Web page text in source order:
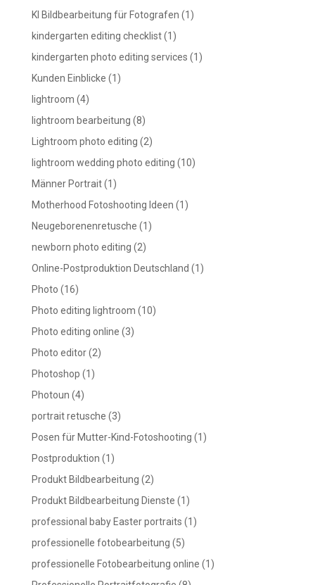
KI Bildbearbeitung für Fotografen (1)
kindergarten editing checklist(1)
kindergarten photo editing services (1)
Kunden Einblicke (1)
lightroom (4)
lightroom bearbeitung (8)
Lightroom photo editing (2)
lightroom wedding photo editing (10)
Männer Portrait(1)
Motherhood Fotoshooting Ideen (1)
Neugeborenenretusche (1)
newborn photo editing (2)
Online-Postproduktion Deutschland (1)
Photo (16)
Photo editing lightroom (10)
Photo editing online (3)
Photo editor(2)
Photoshop (1)
Photoun (4)
portrait retusche (3)
Posen für Mutter-Kind-Fotoshooting (1)
Postproduktion (1)
Produkt Bildbearbeitung (2)
Produkt Bildbearbeitung Dienste (1)
professional baby Easter portraits (1)
professionelle fotobearbeitung (5)
professionelle Fotobearbeitung online (1)